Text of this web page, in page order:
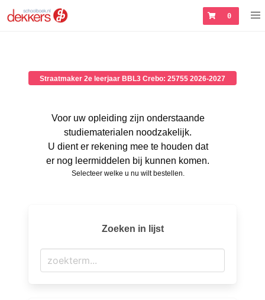
0
Straatmaker 2e leerjaar BBL3 Crebo: 25755 2026-2027
Voor uw opleiding zijn onderstaande
studiematerialen noodzakelijk.
U dient er rekening mee te houden dat
er nog leermiddelen bij kunnen komen.
Selecteer welke u nu wilt bestellen.
Zoeken in lijst